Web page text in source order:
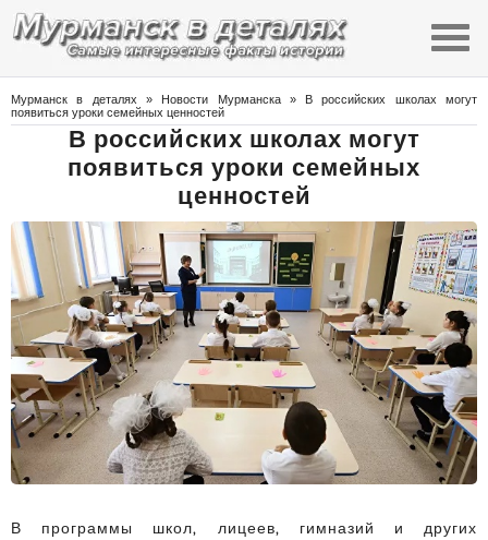
Мурманск в деталях » Новости Мурманска» В российских школах могут
появиться уроки семейных ценностей
В российских школах могут
появиться уроки семейных
ценностей
В программы школ, лицеев, гимназий и других